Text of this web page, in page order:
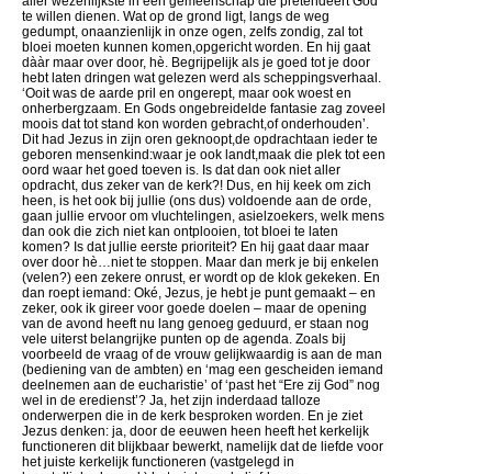
te willen dienen. Wat op de grond ligt, langs de weg
gedumpt, onaanzienlijk in onze ogen, zelfs zondig, zal tot
bloei moeten kunnen komen,opgericht worden. En hij gaat
dààr maar over door, hè. Begrijpelijk als je goed tot je door
hebt laten dringen wat gelezen werd als scheppingsverhaal.
‘Ooit was de aarde pril en ongerept, maar ook woest en
onherbergzaam. En Gods ongebreidelde fantasie zag zoveel
moois dat tot stand kon worden gebracht,of onderhouden’.
Dit had Jezus in zijn oren geknoopt,de opdrachtaan ieder te
geboren mensenkind:waar je ook landt,maak die plek tot een
oord waar het goed toeven is. Is dat dan ook niet aller
opdracht, dus zeker van de kerk?! Dus, en hij keek om zich
heen, is het ook bij jullie (ons dus) voldoende aan de orde,
gaan jullie ervoor om vluchtelingen, asielzoekers, welk mens
dan ook die zich niet kan ontplooien, tot bloei te laten
komen? Is dat jullie eerste prioriteit? En hij gaat daar maar
over door hè…niet te stoppen. Maar dan merk je bij enkelen
(velen?) een zekere onrust, er wordt op de klok gekeken. En
dan roept iemand: Oké, Jezus, je hebt je punt gemaakt – en
zeker, ook ik gireer voor goede doelen – maar de opening
van de avond heeft nu lang genoeg geduurd, er staan nog
vele uiterst belangrijke punten op de agenda. Zoals bij
voorbeeld de vraag of de vrouw gelijkwaardig is aan de man
(bediening van de ambten) en ‘mag een gescheiden iemand
deelnemen aan de eucharistie’ of ‘past het “Ere zij God” nog
wel in de eredienst’? Ja, het zijn inderdaad talloze
onderwerpen die in de kerk besproken worden. En je ziet
Jezus denken: ja, door de eeuwen heen heeft het kerkelijk
functioneren dit blijkbaar bewerkt, namelijk dat de liefde voor
het juiste kerkelijk functioneren (vastgelegd in